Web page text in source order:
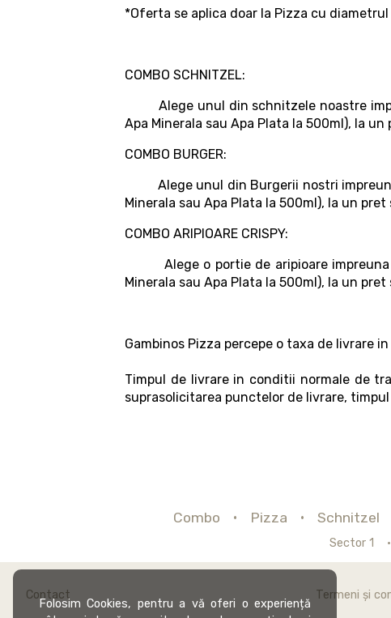
*Oferta se aplica doar la Pizza cu
COMBO SCHNITZEL:
Alege unul din schnitzele noastre
Apa Minerala sau Apa Plata la 500ml), la un
COMBO BURGER:
Alege unul din Burgerii nostri impreuna
Minerala sau Apa Plata la 500ml), la un pret
COMBO ARIPIOARE CRISPY:
Alege o portie de aripioare impreuna
Minerala sau Apa Plata la 500ml), la un pret
Gambinos Pizza percepe o taxa de livrare
Timpul de livrare in conditii normale de
suprasolicitarea punctelor de livrare,
Combo Pizza Schnitzel
Sector 1
Contact Termeni și
Folosim Cookies, pentru a vă oferi o experiență